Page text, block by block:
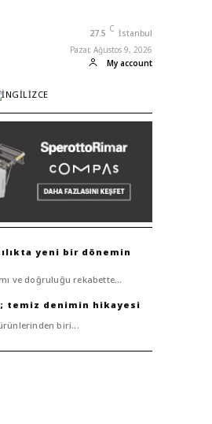
27.5 C İstanbul
Pazar, Ağustos 9, 2026
My account
yeni bir dönemin
ve doğruluğu rekabette...
temiz denimin hikayesi
biri...